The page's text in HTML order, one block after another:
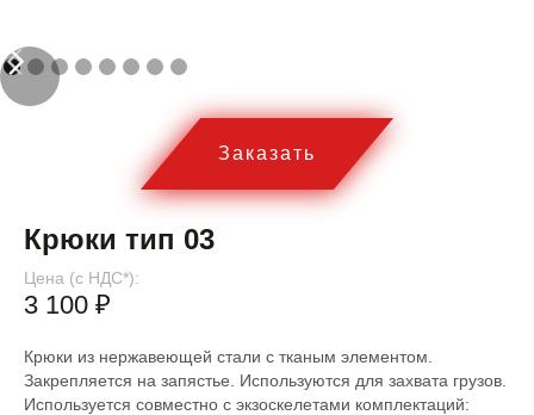
Заказать
Крюки тип 03
Цена (c НДС*):
3 100 ₽
Крюки из нержавеющей стали с тканым элементом.
Закрепляется на запястье. Используются для захвата грузов.
Используется совместно с экзоскелетами комплектаций: